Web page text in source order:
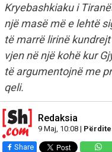
Kryebashkiaku i
një masë më e lehtë
të marrë lirinë
vjen në një kohë kur
të argumentojnë me
qeli.
Redaksia
9 Maj, 10:08 |
Share